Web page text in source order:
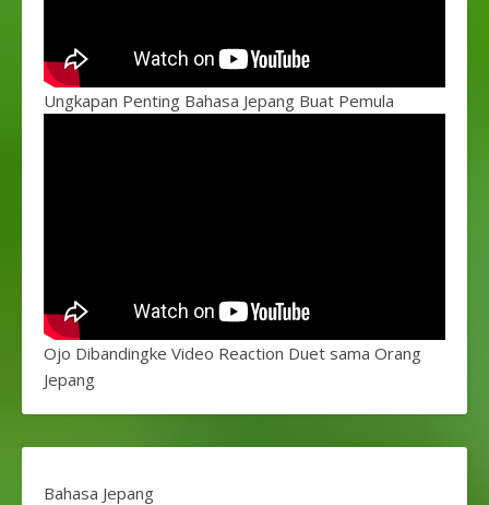
Ungkapan Penting Bahasa Jepang Buat Pemula
Ojo Dibandingke Video Reaction Duet sama Orang
Jepang
Bahasa Jepang